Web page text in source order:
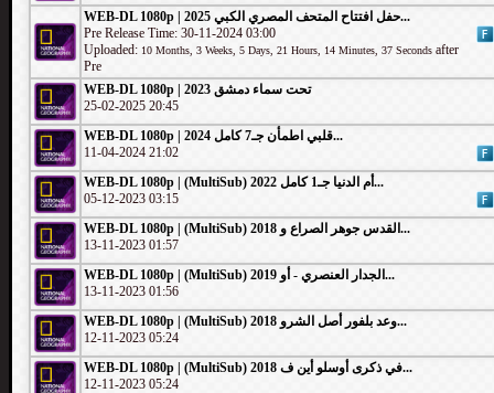
WEB-DL 1080p | 2025 حفل افتتاح المتحف المصري الكبي...
Pre Release Time: 30-11-2024 03:00
Uploaded: 10 Months, 3 Weeks, 5 Days, 21 Hours, 14 Minutes, 37 Seconds after
Pre
WEB-DL 1080p | 2023 تحت سماء دمشق
25-02-2025 20:45
WEB-DL 1080p | 2024 قلبي اطمأن جـ7 كامل...
11-04-2024 21:02
WEB-DL 1080p | (MultiSub) 2022 أم الدنيا جـ1 كامل...
05-12-2023 03:15
WEB-DL 1080p | (MultiSub) 2018 القدس جوهر الصراع و...
13-11-2023 01:57
WEB-DL 1080p | (MultiSub) 2019 الجدار العنصري - أو...
13-11-2023 01:56
WEB-DL 1080p | (MultiSub) 2018 وعد بلفور أصل الشرو...
12-11-2023 05:24
WEB-DL 1080p | (MultiSub) 2018 في ذكرى أوسلو أين ف...
12-11-2023 05:24